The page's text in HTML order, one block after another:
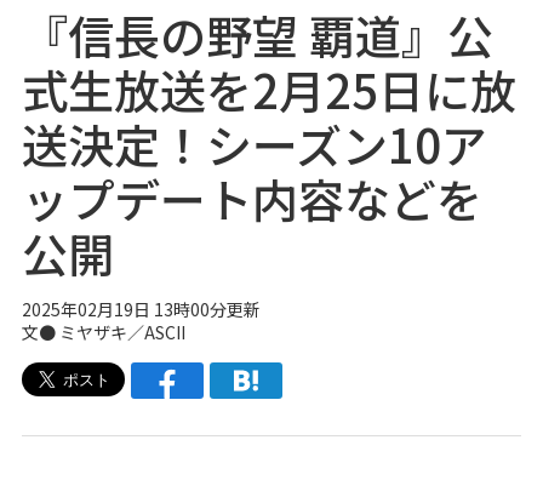
『信長の野望 覇道』公
式生放送を2月25日に放
送決定！シーズン10ア
ップデート内容などを
公開
2025年02月19日 13時00分更新
文● ミヤザキ／ASCII